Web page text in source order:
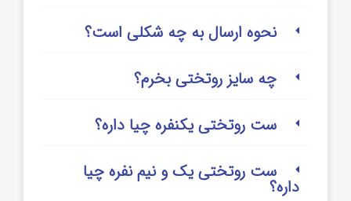
نحوه ارسال به چه شکلی است؟
چه سایز روتختی بخرم؟
ست روتختی یکنفره چیا داره؟
ست روتختی یک و نیم نفره چیا
داره؟